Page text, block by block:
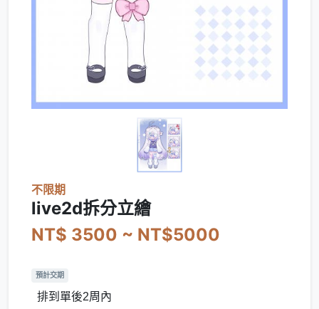
不限期
live2d拆分立繪
NT$ 3500 ~ NT$5000
預計交期
排到單後2周內